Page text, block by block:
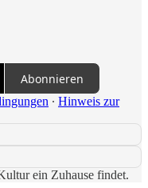
Abonnieren
∙ Hinweis zur
ein Zuhause findet.